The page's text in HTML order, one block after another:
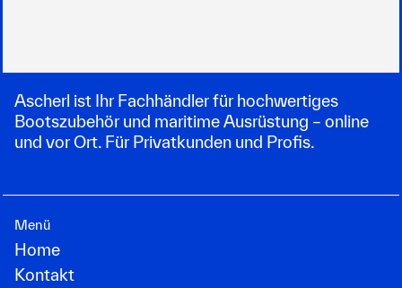
Ascherl ist Ihr Fachhändler für hochwertiges
Bootszubehör und maritime Ausrüstung – online
und vor Ort. Für Privatkunden und Profis.
Menü
Home
Kontakt